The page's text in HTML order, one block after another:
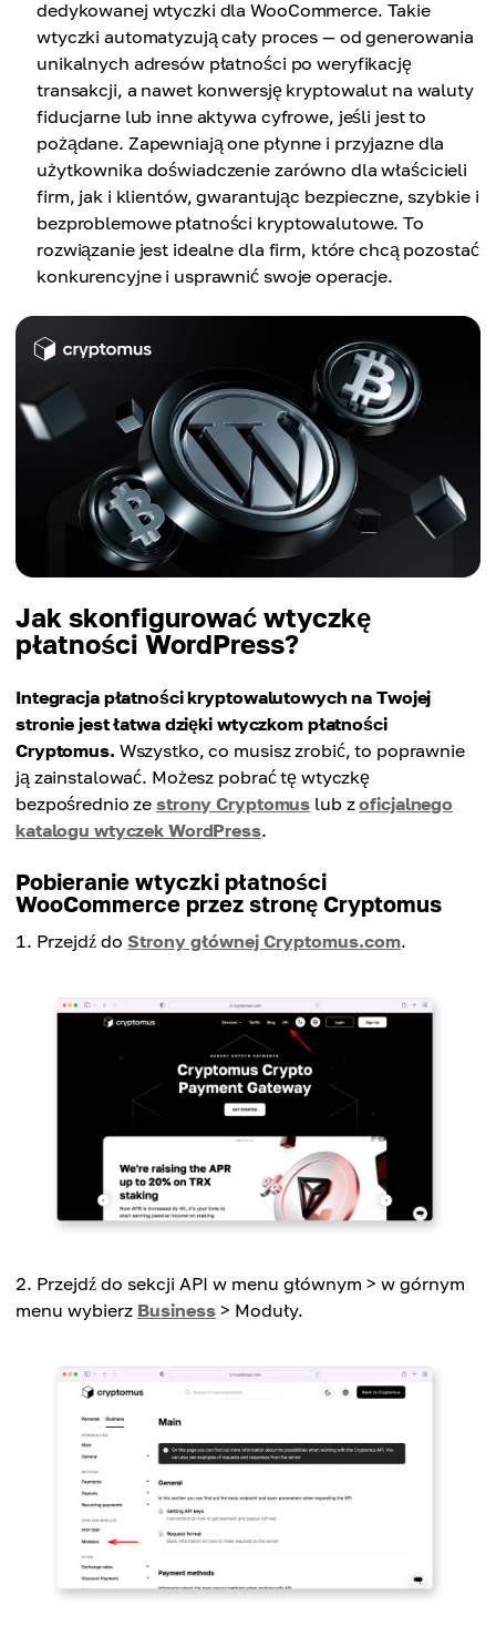
dedykowanej wtyczki dla WooCommerce. Takie
wtyczki automatyzują cały proces — od generowania
unikalnych adresów płatności po weryfikację
transakcji, a nawet konwersję kryptowalut na waluty
fiducjarne lub inne aktywa cyfrowe, jeśli jest to
pożądane. Zapewniają one płynne i przyjazne dla
użytkownika doświadczenie zarówno dla właścicieli
firm, jak i klientów, gwarantując bezpieczne, szybkie i
bezproblemowe płatności kryptowalutowe. To
rozwiązanie jest idealne dla firm, które chcą pozostać
konkurencyjne i usprawnić swoje operacje.
Jak skonfigurować wtyczkę
płatności WordPress?
Integracja płatności kryptowalutowych na Twojej
stronie jest łatwa dzięki wtyczkom płatności
Cryptomus. Wszystko, co musisz zrobić, to poprawnie
ją zainstalować. Możesz pobrać tę wtyczkę
bezpośrednio zestrony Cryptomus lub zoficjalnego
katalogu wtyczek WordPress.
Pobieranie wtyczki płatności
WooCommerce przez stronę Cryptomus
Przejdź do Strony głównej Cryptomus.com.
Przejdź do sekcji API w menu głównym > w górnym
menu wybierz Business > Moduły.